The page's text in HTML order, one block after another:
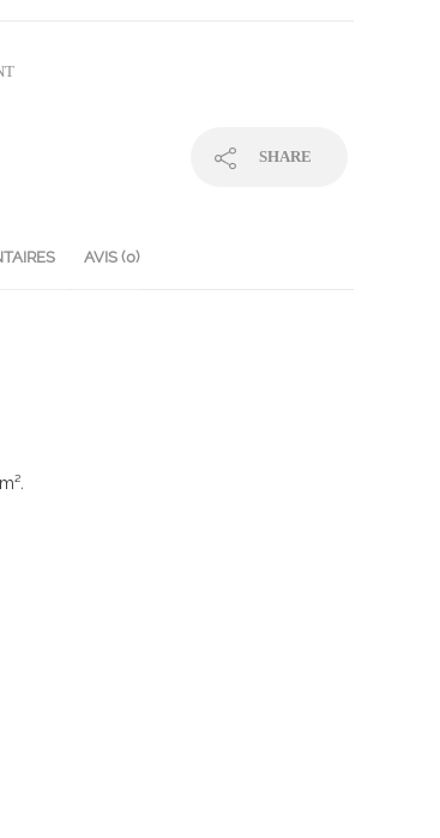
SHARE
AVIS (0)